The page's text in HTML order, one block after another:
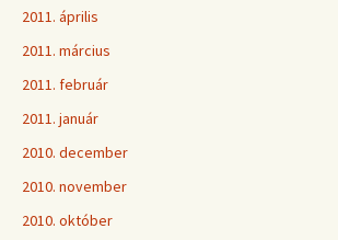
2011. április
2011. március
2011. február
2011. január
2010. december
2010. november
2010. október